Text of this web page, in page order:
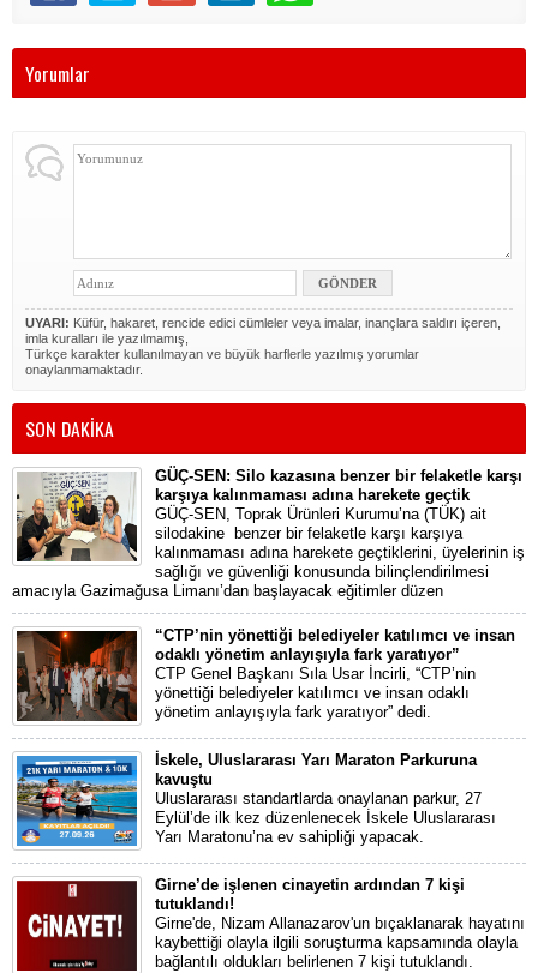
Yorumlar
UYARI: Küfür, hakaret, rencide edici cümleler veya imalar, inançlara saldırı içeren,
imla kuralları ile yazılmamış,
Türkçe karakter kullanılmayan ve büyük harflerle yazılmış yorumlar
onaylanmamaktadır.
SON DAKİKA
GÜÇ-SEN: Silo kazasına benzer bir felaketle karşı
karşıya kalınmaması adına harekete geçtik
GÜÇ-SEN, Toprak Ürünleri Kurumu’na (TÜK) ait
silodakine benzer bir felaketle karşı karşıya
kalınmaması adına harekete geçtiklerini, üyelerinin iş
sağlığı ve güvenliği konusunda bilinçlendirilmesi
amacıyla Gazimağusa Limanı’dan başlayacak eğitimler düzen
“CTP’nin yönettiği belediyeler katılımcı ve insan
odaklı yönetim anlayışıyla fark yaratıyor”
CTP Genel Başkanı Sıla Usar İncirli, “CTP’nin
yönettiği belediyeler katılımcı ve insan odaklı
yönetim anlayışıyla fark yaratıyor” dedi.
İskele, Uluslararası Yarı Maraton Parkuruna
kavuştu
Uluslararası standartlarda onaylanan parkur, 27
Eylül’de ilk kez düzenlenecek İskele Uluslararası
Yarı Maratonu’na ev sahipliği yapacak.
Girne’de işlenen cinayetin ardından 7 kişi
tutuklandı!
Girne'de, Nizam Allanazarov'un bıçaklanarak hayatını
kaybettiği olayla ilgili soruşturma kapsamında olayla
bağlantılı oldukları belirlenen 7 kişi tutuklandı.